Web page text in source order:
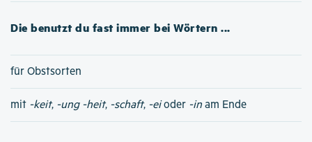
Die benutzt du fast immer bei Wörtern ...
für Obstsorten
mit -keit, -ung -heit, -schaft, -eioder -in am Ende